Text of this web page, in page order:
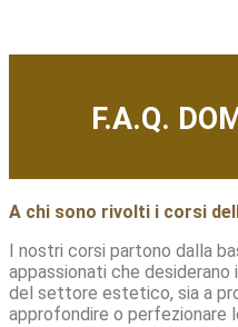
F.A.Q.
A chi sono rivolti i corsi
I nostri corsi partono dalla
appassionati che
del settore estetico, sia a
approfondire o perfezionare